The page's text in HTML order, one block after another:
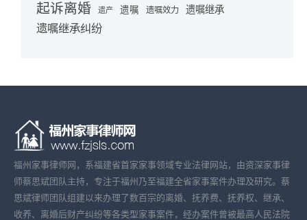
起诉离婚 遗产 遗嘱 遗嘱效力 遗嘱继承
遗嘱继承纠纷
福州家事律师网，系福建省首家家事领域专业法律网站，由资深家事律
师蔡思斌团队主持，专注于福州乃至福建全省家事案件办理及研究。蔡
思斌律师团队组建以来办理了数百宗的离婚、抚养费、抚养权、继承、
收养、离婚后财产纠纷等各类型家事案件，经办案件曾被最高人民法院